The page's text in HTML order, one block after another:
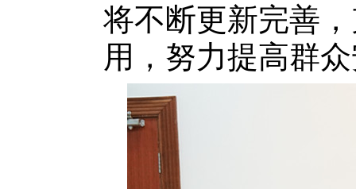
将不断更新完善
用，努力提高群